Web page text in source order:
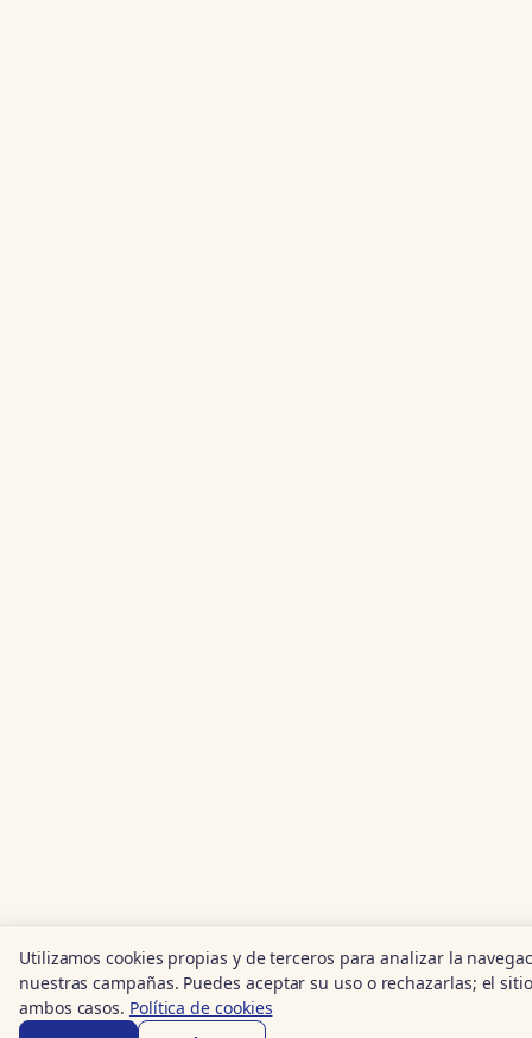
Utilizamos cookies propias y de terceros para analizar la
nuestras campañas. Puedes aceptar su uso o rechazarlas; el
ambos casos. Política de cookies